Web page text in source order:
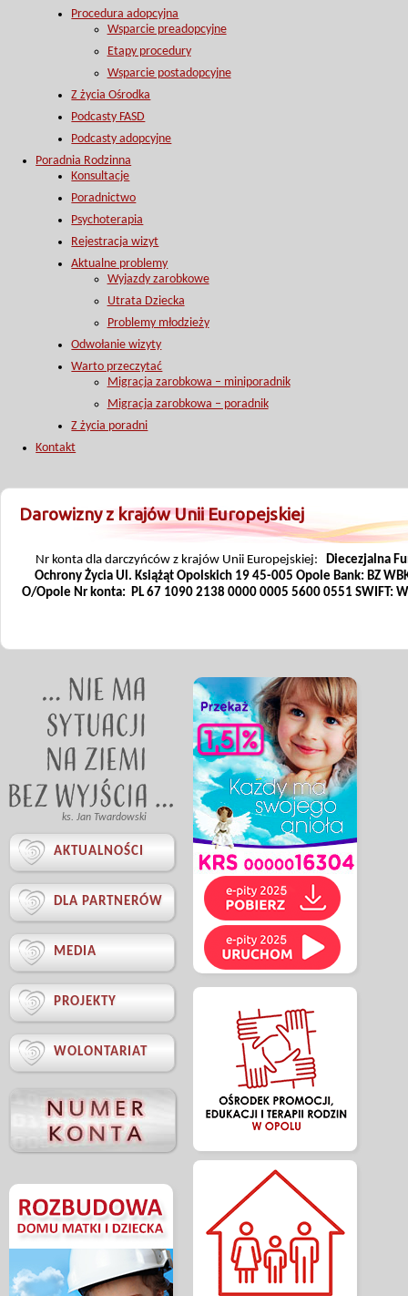
Procedura adopcyjna
Wsparcie preadopcyjne
Etapy procedury
Wsparcie postadopcyjne
Z życia Ośrodka
Podcasty FASD
Podcasty adopcyjne
Poradnia Rodzinna
Konsultacje
Poradnictwo
Psychoterapia
Rejestracja wizyt
Aktualne problemy
Wyjazdy zarobkowe
Utrata Dziecka
Problemy młodzieży
Odwołanie wizyty
Warto przeczytać
Migracja zarobkowa – miniporadnik
Migracja zarobkowa – poradnik
Z życia poradni
Kontakt
Darowizny z krajów Unii Europejskiej
Nr konta dla darczyńców z krajów Unii Europejskiej:Diecezjalna
Ochrony Życia Ul. Książąt Opolskich 19 45-005 Opole Bank: BZ
O/Opole Nr konta: PL 67 1090 2138 0000 0005 5600 0551 SWIFT:
ks. Jan Twardowski
 AKTUALNOŚCI
 DLA PARTNERÓW
 MEDIA
 PROJEKTY
 WOLONTARIAT